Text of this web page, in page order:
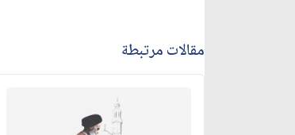
مقالات مرتبطة